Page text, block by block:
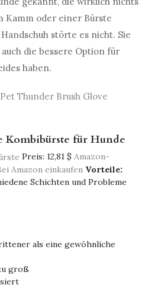
Kamm oder einer Bürste
störte es nicht. Sie
die bessere Option für
haben.
Thunder Brush Glove
Kombibürste für Hunde
Preis: 12,81 $ Amazon-
Amazon einkaufen Vorteile:
Schichten und Probleme
als eine gewöhnliche
groß